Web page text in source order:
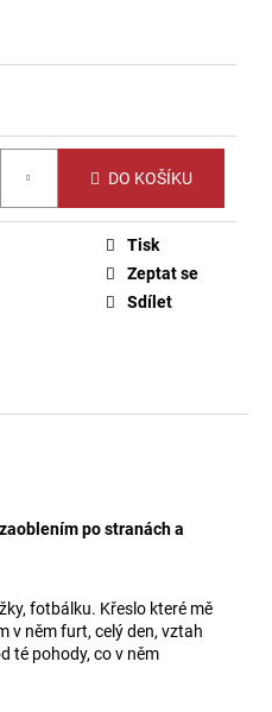
DO KOŠÍKU
Tisk
Zeptat se
Sdílet
po stranách a
fotbálku. Křeslo které mě
v něm furt, celý den, vztah
té pohody, co v něm